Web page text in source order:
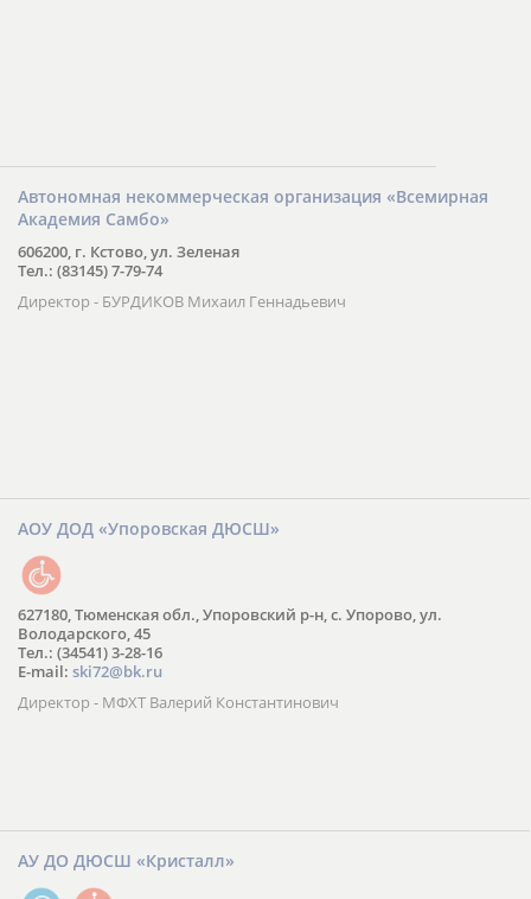
Автономная некоммерческая организация «Всемирная
Академия Самбо»
606200, г. Кстово, ул. Зеленая
Тел.: (83145) 7-79-74
Директор - БУРДИКОВ Михаил Геннадьевич
АОУ ДОД «Упоровская ДЮСШ»
627180, Тюменская обл., Упоровский р-н, с. Упорово, ул.
Володарского, 45
Тел.: (34541) 3-28-16
E-mail: ski72@bk.ru
Директор - МФХТ Валерий Константинович
АУ ДО ДЮСШ «Кристалл»